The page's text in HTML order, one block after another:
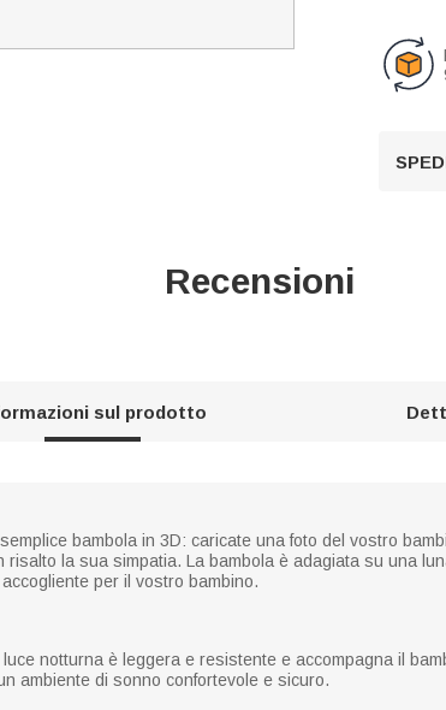
Recensioni
sul prodotto
bambola in 3D: caricate una foto del vostro
la sua simpatia. La bambola è adagiata su una
per il vostro bambino.
notturna è leggera e resistente e accompagna il
ambiente di sonno confortevole e sicuro.